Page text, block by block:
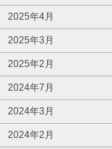
2025年4月
2025年3月
2025年2月
2024年7月
2024年3月
2024年2月